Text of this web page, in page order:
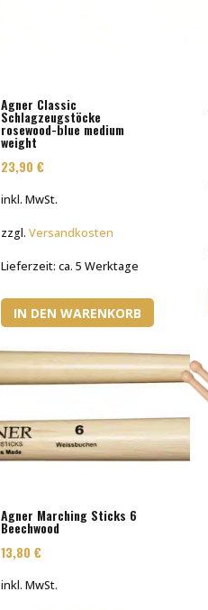
Agner Classic
Schlagzeugstöcke
rosewood-blue medium
weight
23,90€
inkl. MwSt.
zzgl.Versandkosten
Lieferzeit:ca. 5 Werktage
IN DEN WARENKORB
Agner Marching Sticks 6
Beechwood
13,80€
inkl. MwSt.